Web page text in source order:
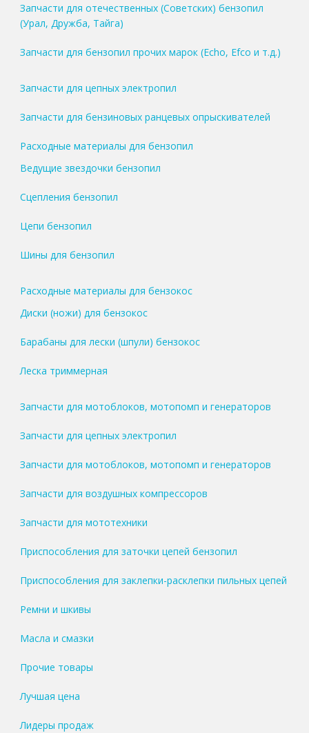
Запчасти для отечественных (Советских) бензопил
(Урал, Дружба, Тайга)
Запчасти для бензопил прочих марок (Echo, Efco и т.д.)
Запчасти для цепных электропил
Запчасти для бензиновых ранцевых опрыскивателей
Расходные материалы для бензопил
Ведущие звездочки бензопил
Сцепления бензопил
Цепи бензопил
Шины для бензопил
Расходные материалы для бензокос
Диски (ножи) для бензокос
Барабаны для лески (шпули) бензокос
Леска триммерная
Запчасти для мотоблоков, мотопомп и генераторов
Запчасти для цепных электропил
Запчасти для мотоблоков, мотопомп и генераторов
Запчасти для воздушных компрессоров
Запчасти для мототехники
Приспособления для заточки цепей бензопил
Приспособления для заклепки-расклепки пильных цепей
Ремни и шкивы
Масла и смазки
Прочие товары
Лучшая цена
Лидеры продаж